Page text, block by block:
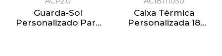
Guarda-Sol
Personalizado Para
Caixa Térmica
Personalizada 18